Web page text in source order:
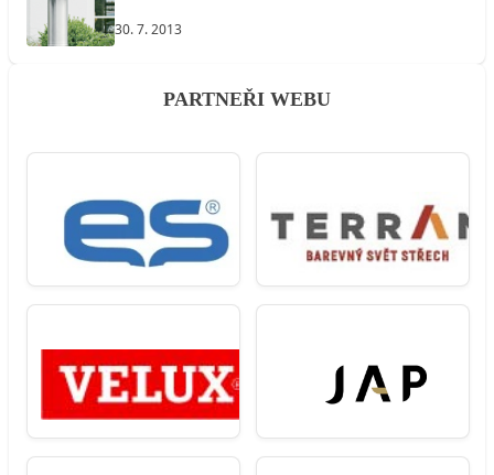
30. 7. 2013
PARTNEŘI WEBU